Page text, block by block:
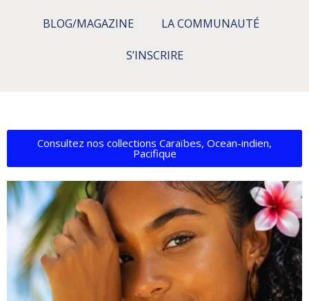
BLOG/MAGAZINE LA COMMUNAUTÉ
S’INSCRIRE
Consultez nos collections Caraïbes, Ocean-indien,
Pacifique